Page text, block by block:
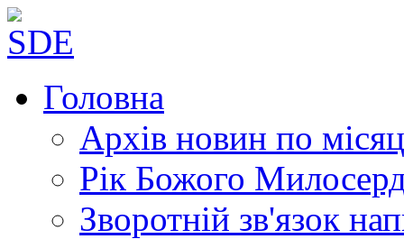
Головна
Архів новин по
Рік Божого
Зворотній зв'язок